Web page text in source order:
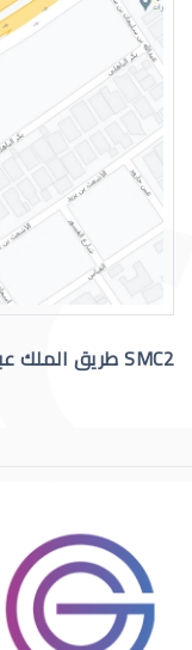
SMC2 طريق الملك عبدالله - الرياض